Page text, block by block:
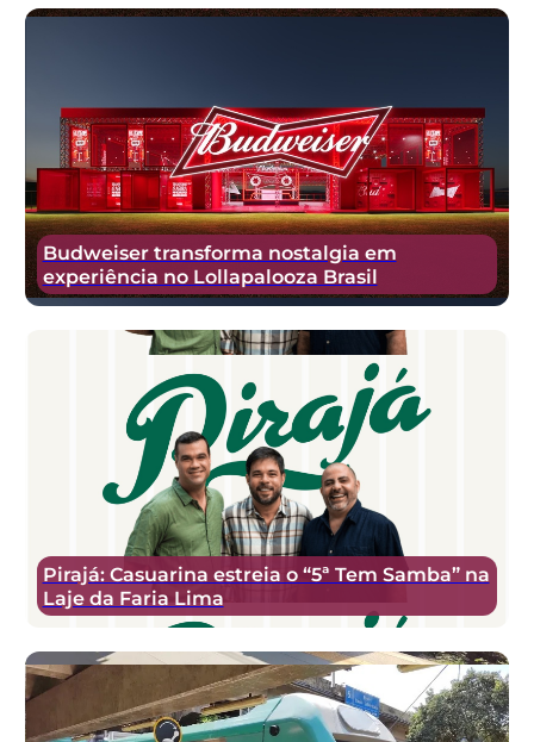
Budweiser transforma nostalgia em
experiência no Lollapalooza Brasil
Pirajá: Casuarina estreia o “5ª Tem Samba” na
Laje da Faria Lima